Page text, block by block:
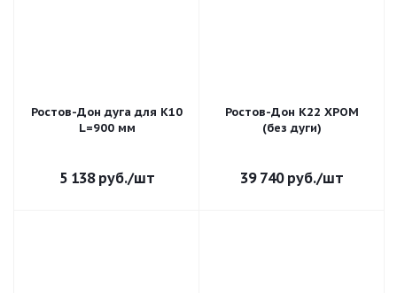
Ростов-Дон дуга для К10
L=900 мм
5 138руб./шт
Ростов-Дон К22 ХРОМ
(без дуги)
39 740руб./шт